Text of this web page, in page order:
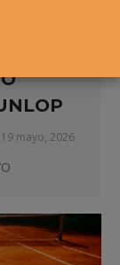
19 mayo, 2026